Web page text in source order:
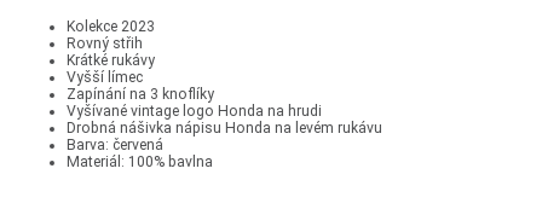
Kolekce 2023
Rovný střih
Krátké rukávy
Vyšší límec
Zapínání na 3 knoflíky
Vyšívané vintage logo Honda na hrudi
Drobná nášivka nápisu Honda na levém rukávu
Barva: červená
Materiál: 100% bavlna